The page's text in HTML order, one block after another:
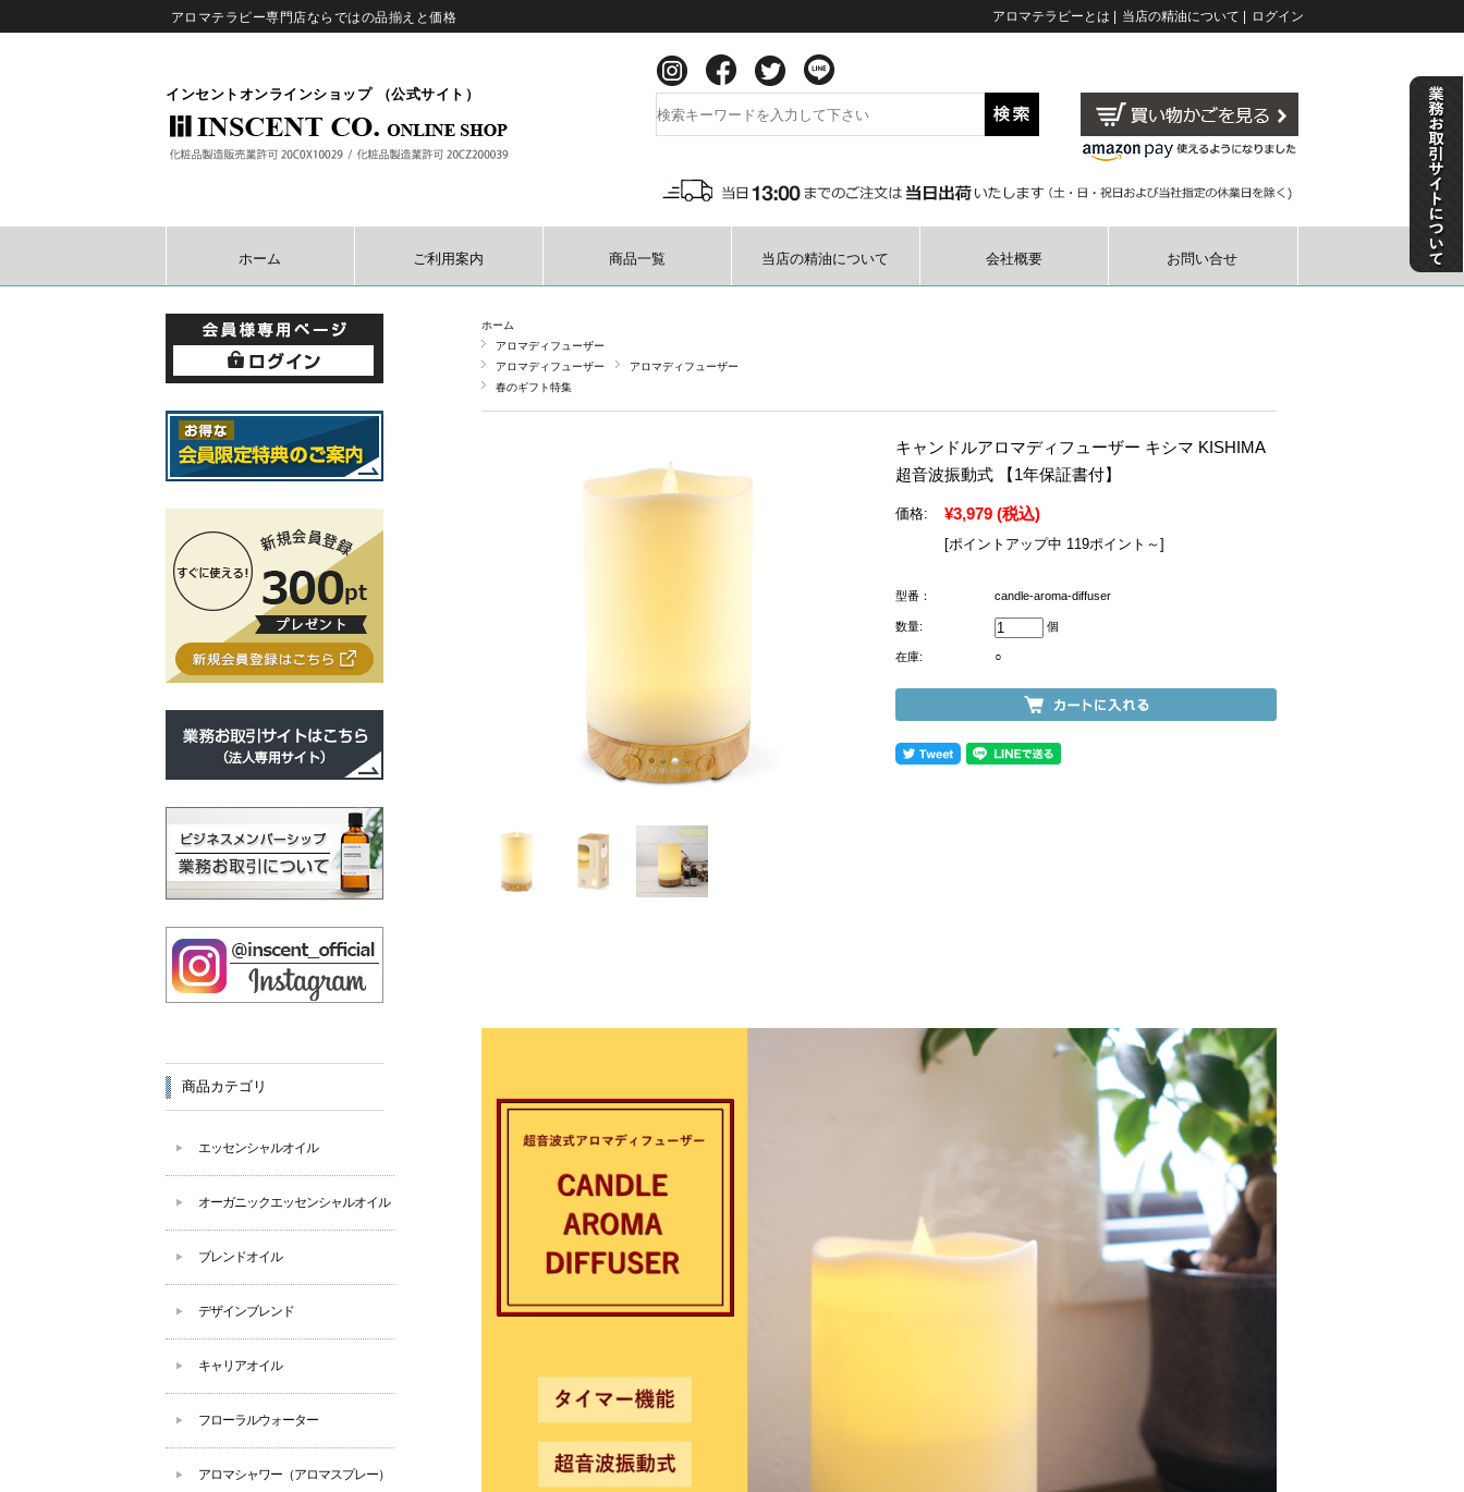
アロマテラピー専門店ならではの品揃えと価格 アロマテラピーとは 当店の精油について ログイン
インセントオンラインショップ （公式サイト）
ホーム ご利用案内 商品一覧 当店の精油について 会社概要 お問い合せ
ホーム
アロマディフューザー
アロマディフューザー
アロマディフューザー
春のギフト特集
キャンドルアロマディフューザー キシマ KISHIMA
超音波振動式 【1年保証書付】
価格: ¥3,979 (税込)
[ポイントアップ中 119ポイント～]
型番： candle-aroma-diffuser
数量: 個
在庫: ○
商品カテゴリ
エッセンシャルオイル
オーガニックエッセンシャルオイル
ブレンドオイル
デザインブレンド
キャリアオイル
フローラルウォーター
アロマシャワー（アロマスプレー）